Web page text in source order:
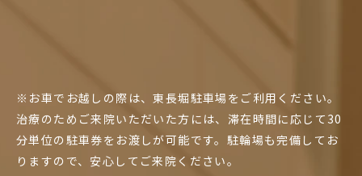
※お車でお越しの際は、東長堀駐車場をご利用ください。
治療のためご来院いただいた方には、滞在時間に応じて30
分単位の駐車券をお渡しが可能です。駐輪場も完備してお
りますので、安心してご来院ください。